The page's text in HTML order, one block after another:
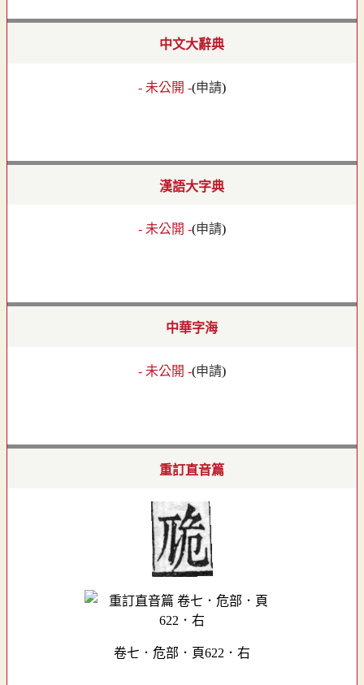
中文大辭典
- 未公開 -(申請)
漢語大字典
- 未公開 -(申請)
中華字海
- 未公開 -(申請)
重訂直音篇
卷七．危部．頁622．右